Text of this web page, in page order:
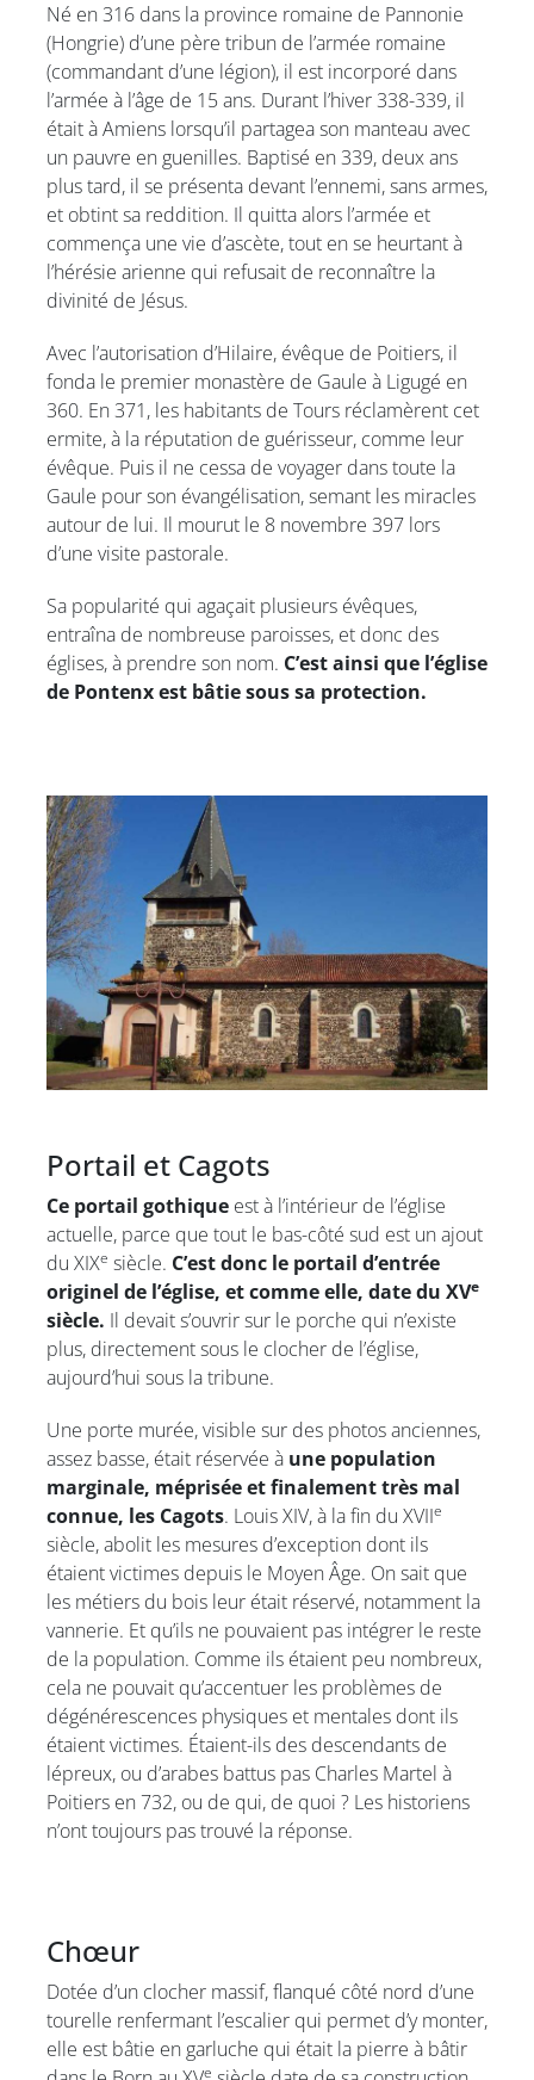
Né en 316 dans la province romaine de Pannonie
(Hongrie) d’une père tribun de l’armée romaine
(commandant d’une légion), il est incorporé dans
l’armée à l’âge de 15 ans. Durant l’hiver 338-339, il
était à Amiens lorsqu’il partagea son manteau avec
un pauvre en guenilles. Baptisé en 339, deux ans
plus tard, il se présenta devant l’ennemi, sans armes,
et obtint sa reddition. Il quitta alors l’armée et
commença une vie d’ascète, tout en se heurtant à
l’hérésie arienne qui refusait de reconnaître la
divinité de Jésus.
Avec l’autorisation d’Hilaire, évêque de Poitiers, il
fonda le premier monastère de Gaule à Ligugé en
360. En 371, les habitants de Tours réclamèrent cet
ermite, à la réputation de guérisseur, comme leur
évêque. Puis il ne cessa de voyager dans toute la
Gaule pour son évangélisation, semant les miracles
autour de lui. Il mourut le 8 novembre 397 lors
d’une visite pastorale.
Sa popularité qui agaçait plusieurs évêques,
entraîna de nombreuse paroisses, et donc des
églises, à prendre son nom. C’est ainsi que l’église
de Pontenx est bâtie sous sa protection.
Portail et Cagots
Ce portail gothique est à l’intérieur de l’église
actuelle, parce que tout le bas-côté sud est un ajout
du XIXe siècle. C’est donc le portail d’entrée
originel de l’église, et comme elle, date du XVe
siècle. Il devait s’ouvrir sur le porche qui n’existe
plus, directement sous le clocher de l’église,
aujourd’hui sous la tribune.
Une porte murée, visible sur des photos anciennes,
assez basse, était réservée à une population
marginale, méprisée et finalement très mal
connue, les Cagots. Louis XIV, à la fin du XVIIe
siècle, abolit les mesures d’exception dont ils
étaient victimes depuis le Moyen Âge. On sait que
les métiers du bois leur était réservé, notamment la
vannerie. Et qu’ils ne pouvaient pas intégrer le reste
de la population. Comme ils étaient peu nombreux,
cela ne pouvait qu’accentuer les problèmes de
dégénérescences physiques et mentales dont ils
étaient victimes. Étaient-ils des descendants de
lépreux, ou d’arabes battus pas Charles Martel à
Poitiers en 732, ou de qui, de quoi ? Les historiens
n’ont toujours pas trouvé la réponse.
Chœur
Dotée d’un clocher massif, flanqué côté nord d’une
tourelle renfermant l’escalier qui permet d’y monter,
elle est bâtie en garluche qui était la pierre à bâtir
e